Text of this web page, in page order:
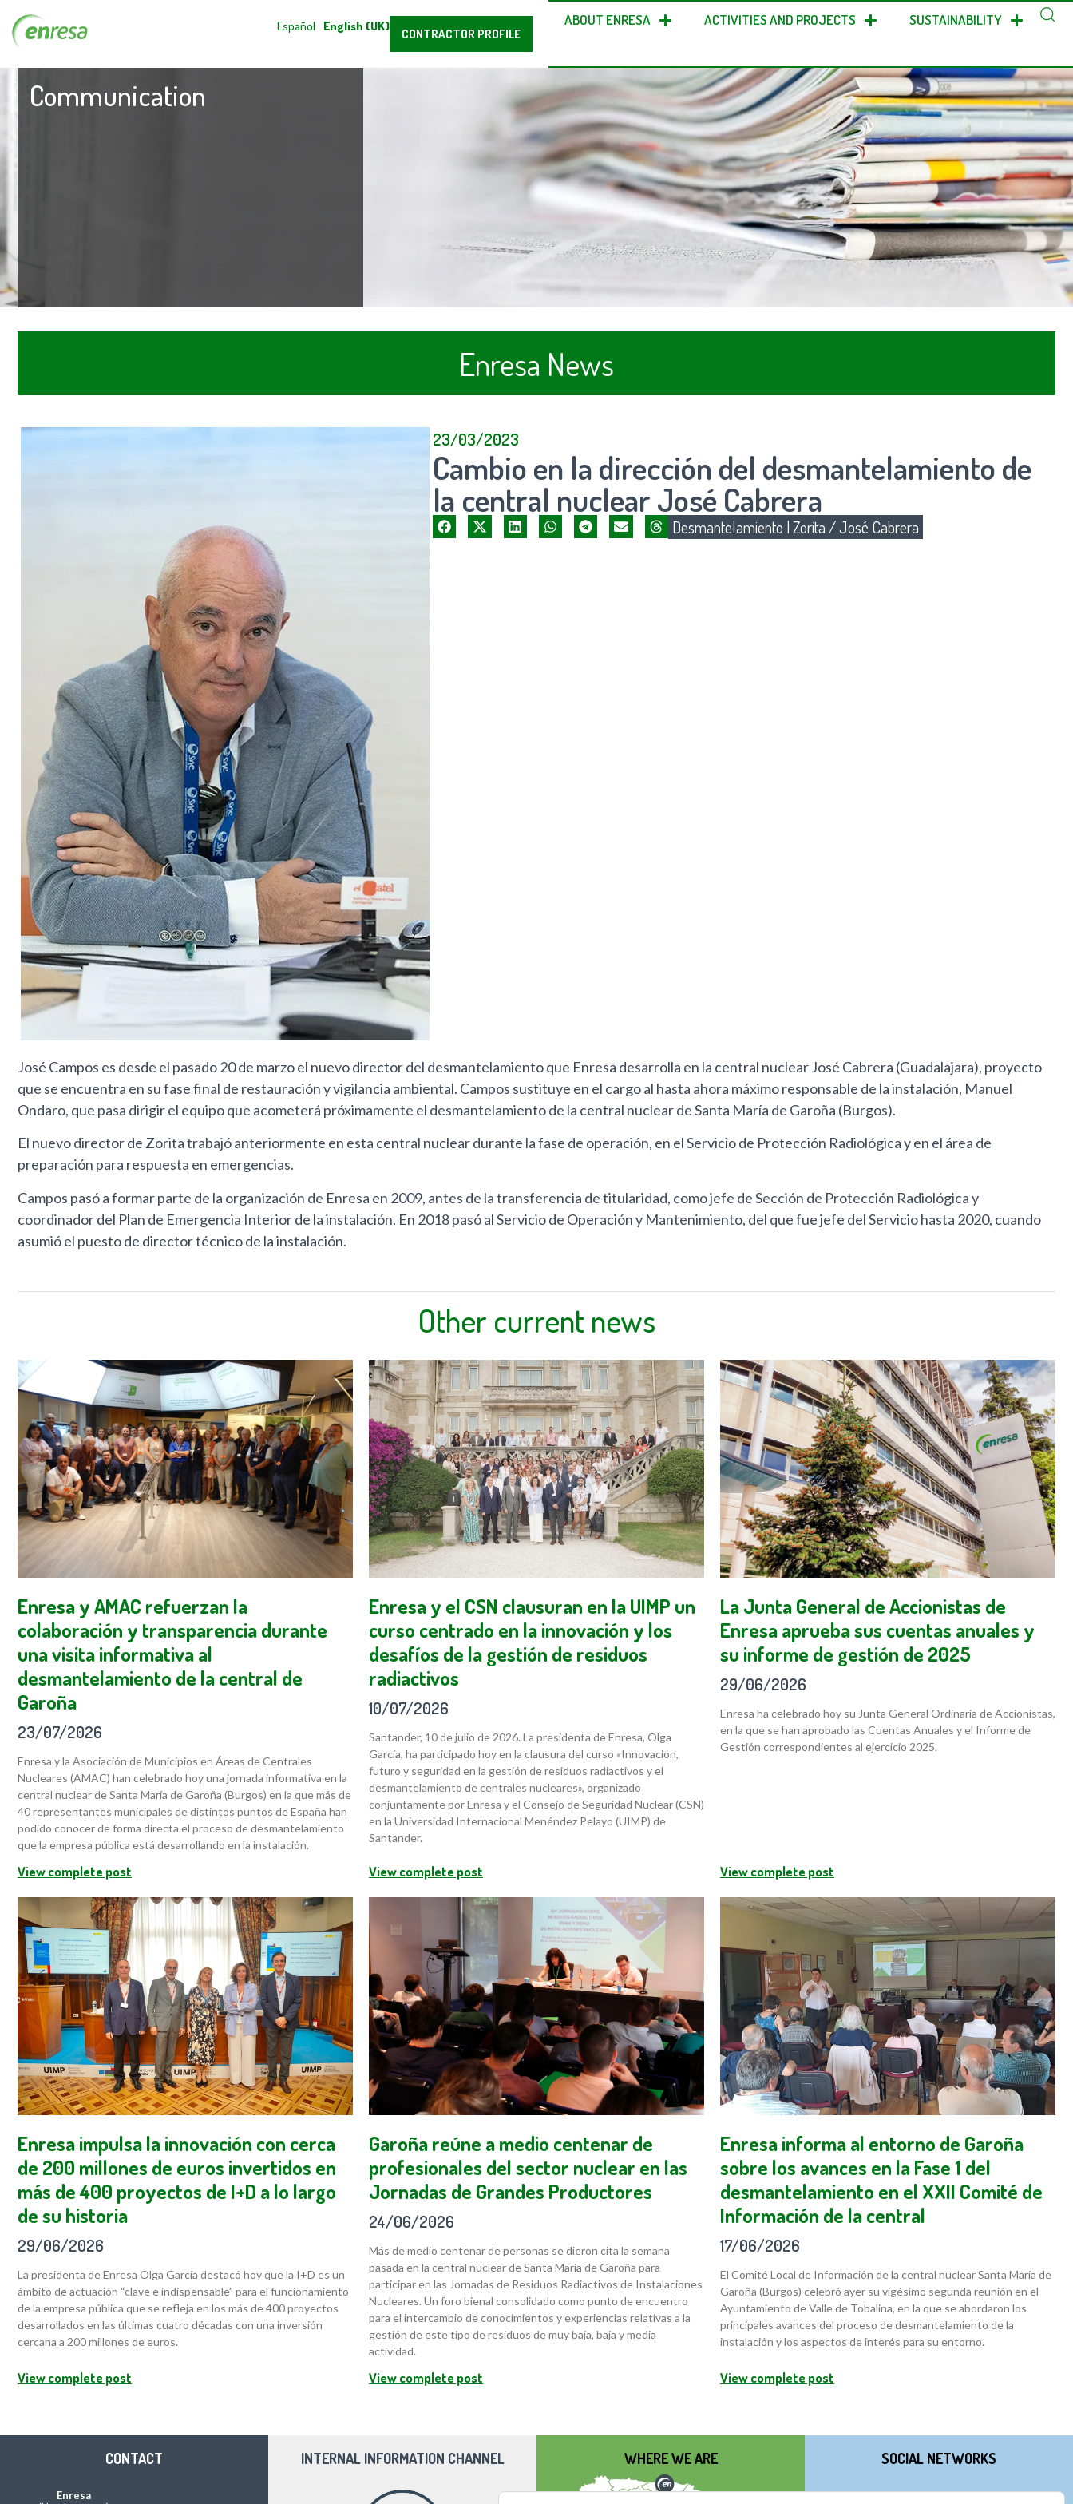
CONTRACTOR PROFILE
Español English (UK) ABOUT ENRESA ACTIVITIES AND PROJECTS SUSTAINABILITY
Communication
Enresa News
23/03/2023
Cambio en la dirección del desmantelamiento de
la central nuclear José Cabrera
Desmantelamiento |Zorita / José Cabrera
José Campos es desde el pasado 20 de marzo el nuevo director del desmantelamiento que Enresa desarrolla en la central nuclear José Cabrera (Guadalajara), proyecto
que se encuentra en su fase final de restauración y vigilancia ambiental. Campos sustituye en el cargo al hasta ahora máximo responsable de la instalación, Manuel
Ondaro, que pasa dirigir el equipo que acometerá próximamente el desmantelamiento de la central nuclear de Santa María de Garoña (Burgos).
El nuevo director de Zorita trabajó anteriormente en esta central nuclear durante la fase de operación, en el Servicio de Protección Radiológica y en el área de
preparación para respuesta en emergencias.
Campos pasó a formar parte de la organización de Enresa en 2009, antes de la transferencia de titularidad, como jefe de Sección de Protección Radiológica y
coordinador del Plan de Emergencia Interior de la instalación. En 2018 pasó al Servicio de Operación y Mantenimiento, del que fue jefe del Servicio hasta 2020, cuando
asumió el puesto de director técnico de la instalación.
Other current news
Enresa y AMAC refuerzan la
colaboración y transparencia durante
una visita informativa al
desmantelamiento de la central de
Garoña
23/07/2026
Enresa y la Asociación de Municipios en Áreas de Centrales
Nucleares (AMAC) han celebrado hoy una jornada informativa en la
central nuclear de Santa María de Garoña (Burgos) en la que más de
40 representantes municipales de distintos puntos de España han
podido conocer de forma directa el proceso de desmantelamiento
que la empresa pública está desarrollando en la instalación.
View complete post
Enresa y el CSN clausuran en la UIMP un
curso centrado en la innovación y los
desafíos de la gestión de residuos
radiactivos
10/07/2026
Santander, 10 de julio de 2026. La presidenta de Enresa, Olga
García, ha participado hoy en la clausura del curso «Innovación,
futuro y seguridad en la gestión de residuos radiactivos y el
desmantelamiento de centrales nucleares», organizado
conjuntamente por Enresa y el Consejo de Seguridad Nuclear (CSN)
en la Universidad Internacional Menéndez Pelayo (UIMP) de
Santander.
View complete post
La Junta General de Accionistas de
Enresa aprueba sus cuentas anuales y
su informe de gestión de 2025
29/06/2026
Enresa ha celebrado hoy su Junta General Ordinaria de Accionistas,
en la que se han aprobado las Cuentas Anuales y el Informe de
Gestión correspondientes al ejercicio 2025.
View complete post
Enresa impulsa la innovación con cerca
de 200 millones de euros invertidos en
más de 400 proyectos de I+D a lo largo
de su historia
29/06/2026
La presidenta de Enresa Olga García destacó hoy que la I+D es un
ámbito de actuación “clave e indispensable” para el funcionamiento
de la empresa pública que se refleja en los más de 400 proyectos
desarrollados en las últimas cuatro décadas con una inversión
cercana a 200 millones de euros.
View complete post
Garoña reúne a medio centenar de
profesionales del sector nuclear en las
Jornadas de Grandes Productores
24/06/2026
Más de medio centenar de personas se dieron cita la semana
pasada en la central nuclear de Santa María de Garoña para
participar en las Jornadas de Residuos Radiactivos de Instalaciones
Nucleares. Un foro bienal consolidado como punto de encuentro
para el intercambio de conocimientos y experiencias relativas a la
gestión de este tipo de residuos de muy baja, baja y media
actividad.
View complete post
Enresa informa al entorno de Garoña
sobre los avances en la Fase 1 del
desmantelamiento en el XXII Comité de
Información de la central
17/06/2026
El Comité Local de Información de la central nuclear Santa María de
Garoña (Burgos) celebró ayer su vigésimo segunda reunión en el
Ayuntamiento de Valle de Tobalina, en la que se abordaron los
principales avances del proceso de desmantelamiento de la
instalación y los aspectos de interés para su entorno.
View complete post
CONTACT
Enresa
INTERNAL INFORMATION CHANNEL WHERE WE ARE SOCIAL NETWORKS